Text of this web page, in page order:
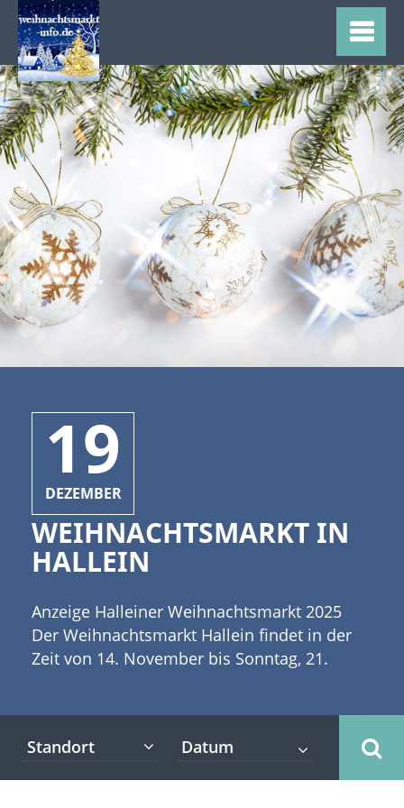
19
DEZEMBER
WEIHNACHTSMARKT IN
HALLEIN
Anzeige Halleiner Weihnachtsmarkt 2025
Der Weihnachtsmarkt Hallein findet in der
Zeit von 14. November bis Sonntag, 21.
statt. Alle Stände befinden sich unter Dach;
dadurch ist der gesamte Markt
Standort